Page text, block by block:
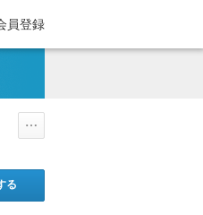
員登録
る